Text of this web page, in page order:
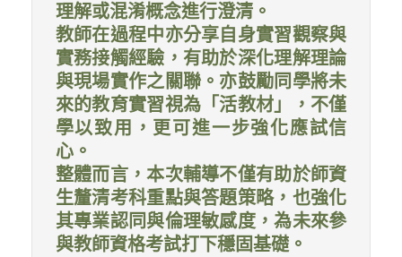
理解或混淆概念進行澄清。
教師在過程中亦分享自身實習觀察與
實務接觸經驗，有助於深化理解理論
與現場實作之關聯。亦鼓勵同學將未
來的教育實習視為「活教材」，不僅
學以致用，更可進一步強化應試信
心。
整體而言，本次輔導不僅有助於師資
生釐清考科重點與答題策略，也強化
其專業認同與倫理敏感度，為未來參
與教師資格考試打下穩固基礎。